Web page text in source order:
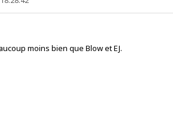
moins bien que Blow et EJ.